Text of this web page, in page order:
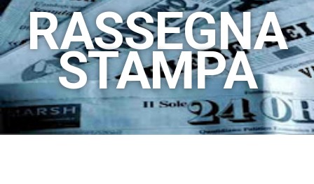
RASSEGNA
STAMPA